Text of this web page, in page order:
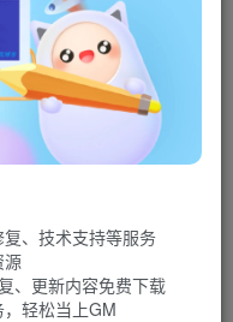
体和网络，仅供试玩体
正版 →→→正版购买
越二战时代的太平洋大
》将让玩家置身于第
。在本作中，你可以
击。
、技术支持等服务
源
、更新内容免费下载
轻松当上GM